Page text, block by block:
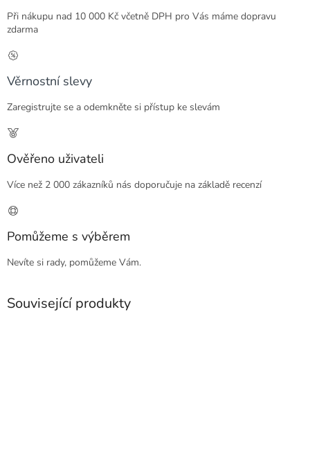
Při nákupu nad 10 000 Kč včetně DPH pro Vás máme dopravu
zdarma
Věrnostní slevy
Zaregistrujte se a odemkněte si přístup ke slevám
Ověřeno uživateli
Více než 2 000 zákazníků nás doporučuje na základě recenzí
Pomůžeme s výběrem
Nevíte si rady, pomůžeme Vám.
Související produkty